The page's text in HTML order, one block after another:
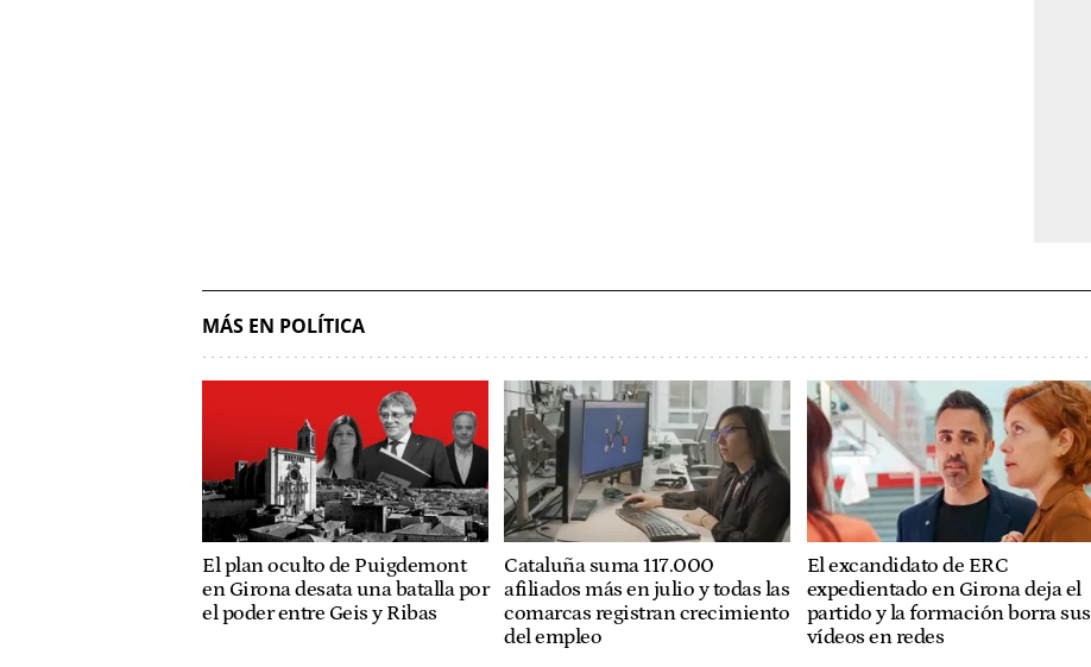
MÁS EN POLÍTICA
El plan oculto de Puigdemont
en Girona desata una batalla por
el poder entre Geis y Ribas
Cataluña suma 117.000
afiliados más en julio y todas las
comarcas registran crecimiento
del empleo
El excandidato de ERC
expedientado en Girona deja el
partido y la formación borra sus
vídeos en redes